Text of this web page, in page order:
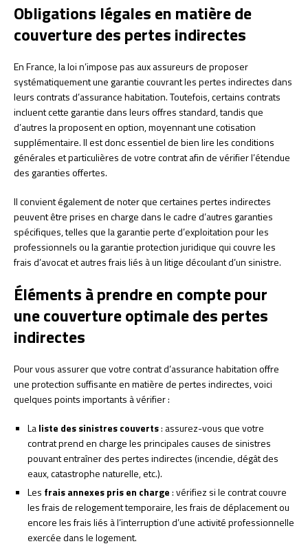
Obligations légales en matière de
couverture des pertes indirectes
En France, la loi n’impose pas aux assureurs de proposer
systématiquement une garantie couvrant les pertes indirectes dans
leurs contrats d’assurance habitation. Toutefois, certains contrats
incluent cette garantie dans leurs offres standard, tandis que
d’autres la proposent en option, moyennant une cotisation
supplémentaire. Il est donc essentiel de bien lire les conditions
générales et particulières de votre contrat afin de vérifier l’étendue
des garanties offertes.
Il convient également de noter que certaines pertes indirectes
peuvent être prises en charge dans le cadre d’autres garanties
spécifiques, telles que la garantie perte d’exploitation pour les
professionnels ou la garantie protection juridique qui couvre les
frais d’avocat et autres frais liés à un litige découlant d’un sinistre.
Éléments à prendre en compte pour
une couverture optimale des pertes
indirectes
Pour vous assurer que votre contrat d’assurance habitation offre
une protection suffisante en matière de pertes indirectes, voici
quelques points importants à vérifier :
Laliste des sinistres couverts: assurez-vous que votre
contrat prend en charge les principales causes de sinistres
pouvant entraîner des pertes indirectes (incendie, dégât des
eaux, catastrophe naturelle, etc.).
Les frais annexes pris en charge: vérifiez si le contrat couvre
les frais de relogement temporaire, les frais de déplacement ou
encore les frais liés à l’interruption d’une activité professionnelle
exercée dans le logement.